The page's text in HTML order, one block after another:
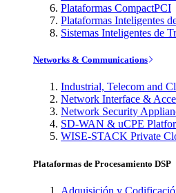
Plataformas CompactPCI
Plataformas Inteligentes
Sistemas Inteligentes de
Networks & Communications
Industrial, Telecom and
Network Interface &
Network Security
SD-WAN & uCPE
WISE-STACK Private
Plataformas de Procesamiento DSP
Adquisición y